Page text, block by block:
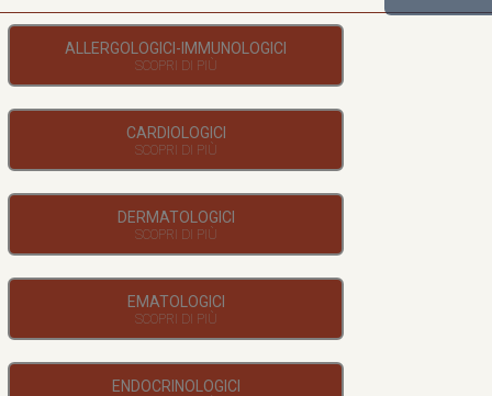
ALLERGOLOGICI-IMMUNOLOGICI
CARDIOLOGICI
DERMATOLOGICI
EMATOLOGICI
ENDOCRINOLOGICI